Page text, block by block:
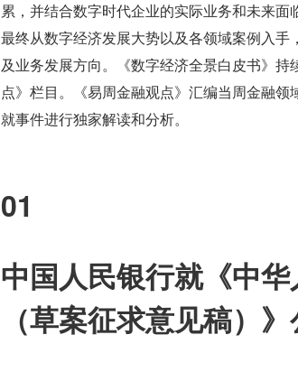
累，并结合数字时代企业的实际业务和未来面
最终从数字经济发展大势以及各领域案例入
及业务发展方向。《数字经济全景白皮书》
点》栏目。《易周金融观点》汇编当周金融
就事件进行独家解读和分析。
01
中国人民银行就《中
（草案征求意见稿）